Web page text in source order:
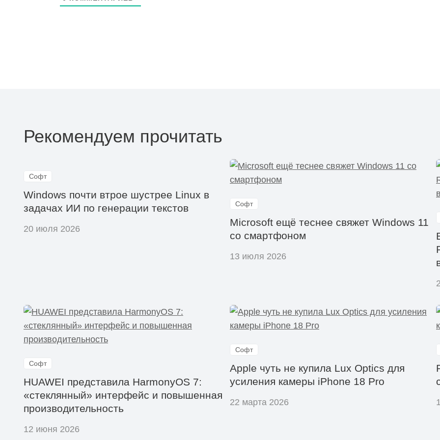
Рекомендуем прочитать
Софт
Windows почти втрое шустрее Linux в
задачах ИИ по генерации текстов
20 июля 2026
Софт
Microsoft ещё теснее свяжет Windows 11
со смартфоном
13 июля 2026
Софт
HUAWEI представила HarmonyOS 7:
«стеклянный» интерфейс и повышенная
производительность
12 июня 2026
Софт
Apple чуть не купила Lux Optics для
усиления камеры iPhone 18 Pro
22 марта 2026